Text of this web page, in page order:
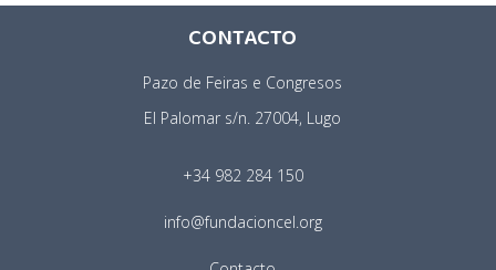
CONTACTO
Pazo de Feiras e Congresos
El Palomar s/n. 27004, Lugo
+34 982 284 150
info@fundacioncel.org